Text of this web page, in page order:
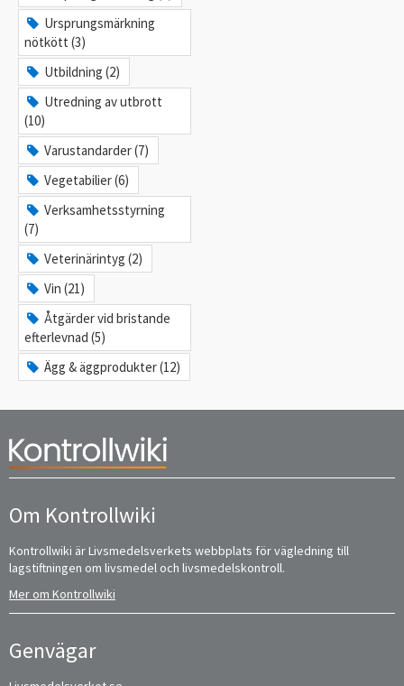
Ursprungsmärkning
nötkött (3)
Utbildning (2)
Utredning av utbrott
(10)
Varustandarder (7)
Vegetabilier (6)
Verksamhetsstyrning
(7)
Veterinärintyg (2)
Vin (21)
Åtgärder vid bristande
efterlevnad (5)
Ägg & äggprodukter (12)
Om Kontrollwiki
Kontrollwiki är Livsmedelsverkets webbplats för vägledning till
lagstiftningen om livsmedel och livsmedelskontroll.
Mer om Kontrollwiki
Genvägar